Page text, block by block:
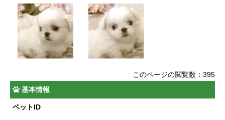
このページの閲覧数：395
基本情報
ペットID